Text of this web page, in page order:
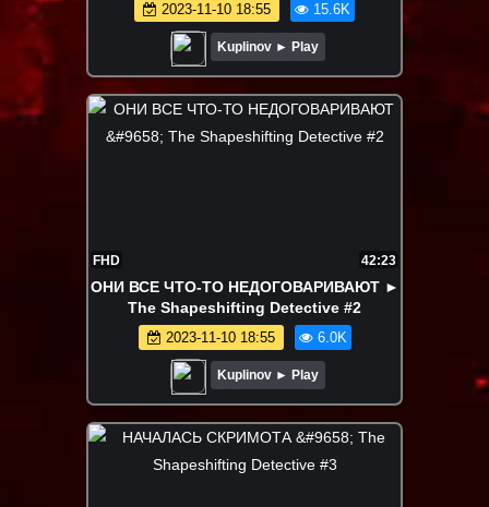
2023-11-10 18:55 15.6K
Kuplinov ► Play
FHD 42:23
ОНИ ВСЕ ЧТО-ТО НЕДОГОВАРИВАЮТ ►
The Shapeshifting Detective #2
2023-11-10 18:55 6.0K
Kuplinov ► Play